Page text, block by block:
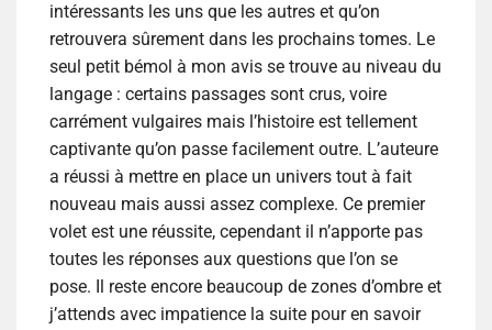
intéressants les uns que les autres et qu’on
retrouvera sûrement dans les prochains tomes. Le
seul petit bémol à mon avis se trouve au niveau du
langage : certains passages sont crus, voire
carrément vulgaires mais l’histoire est tellement
captivante qu’on passe facilement outre. L’auteure
a réussi à mettre en place un univers tout à fait
nouveau mais aussi assez complexe. Ce premier
volet est une réussite, cependant il n’apporte pas
toutes les réponses aux questions que l’on se
pose. Il reste encore beaucoup de zones d’ombre et
j’attends avec impatience la suite pour en savoir